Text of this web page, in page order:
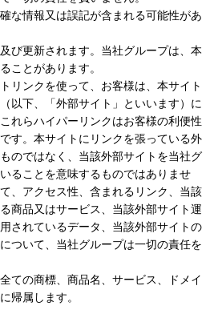
な情報又は誤記が含まれる可能性があ
び更新されます。当社グループは、本
ことがあります。
リンクを使って、お客様は、本サイト
以下、「外部サイト」といいます）に
れらハイパーリンクはお客様の利便性
す。本サイトにリンクを張っている外
のではなく、当該外部サイトを当社グ
ることを意味するものではありませ
、アクセス性、含まれるリンク、当該
商品又はサービス、当該外部サイト運
されているデータ、当該外部サイトの
ついて、当社グループは一切の責任を
ての商標、商品名、サービス、ドメイ
帰属します。